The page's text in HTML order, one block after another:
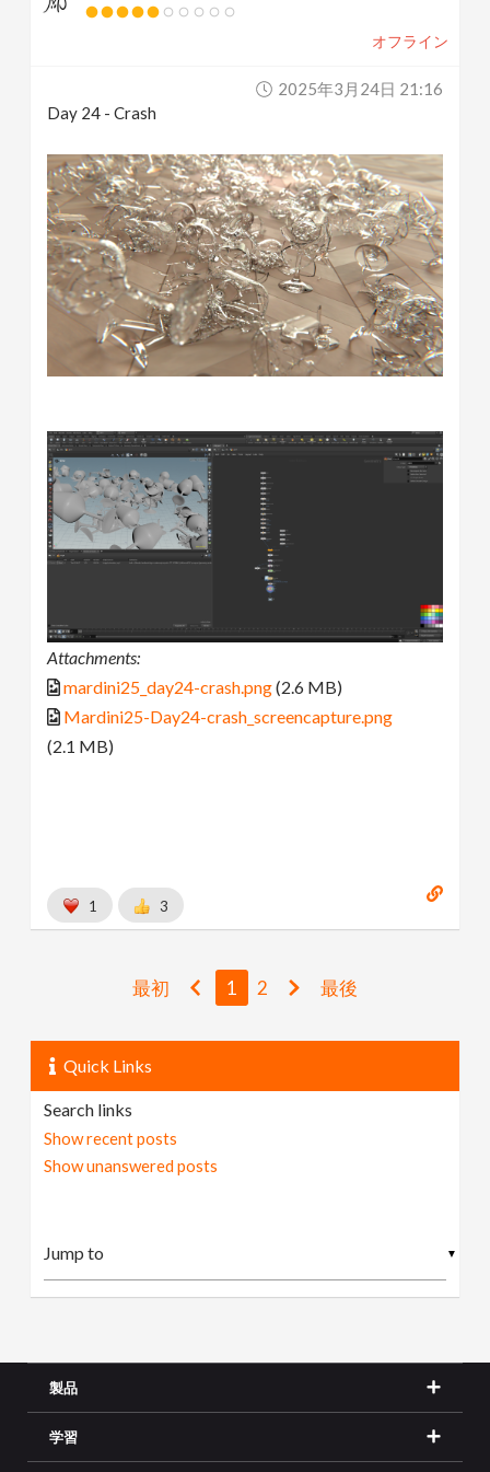
オフライン
2025年3月24日 21:16
Day 24 - Crash
Attachments:
mardini25_day24-crash.png(2.6 MB)
Mardini25-Day24-crash_screencapture.png
(2.1 MB)
1 3
最初 1 2 最後
Quick Links
Search links
Show recent posts
Show unanswered posts
▼
製品
学習